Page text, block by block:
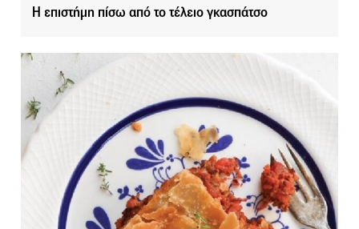
Η επιστήμη πίσω από το τέλειο γκασπάτσο